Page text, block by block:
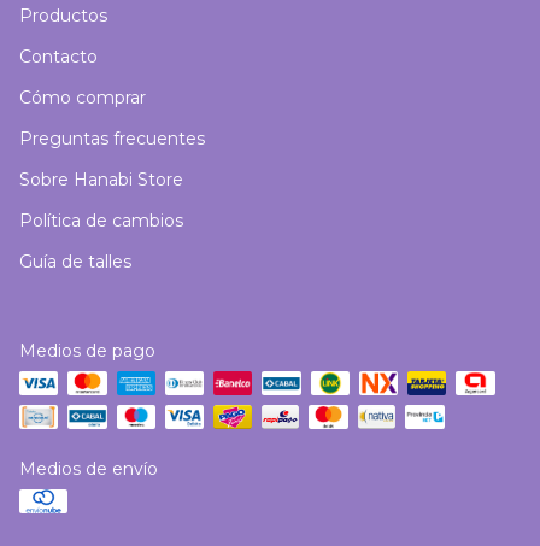
Productos
Contacto
Cómo comprar
Preguntas frecuentes
Sobre Hanabi Store
Política de cambios
Guía de talles
Medios de pago
Medios de envío